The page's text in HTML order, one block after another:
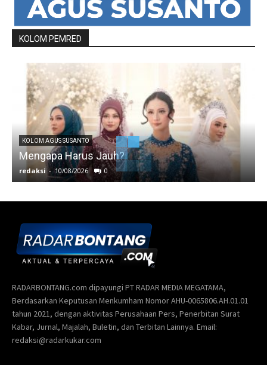
KOLOM PEMRED
KOLOM AGUS SUSANTO
Mengapa Harus Jauh?
redaksi - 10/08/2026 0
RADARBONTANG.com dipayungi PT RADAR MEDIA MEGATAMA,
Berdasarkan Keputusan Menkumham Nomor AHU-0065806.AH.01.01
tahun 2021, dengan aktivitas Perusahaan Pers, Penerbitan Surat
Kabar, Jurnal, Majalah, Buletin, dan Terbitan Lainnya. Email:
redaksi@radarkukar.com